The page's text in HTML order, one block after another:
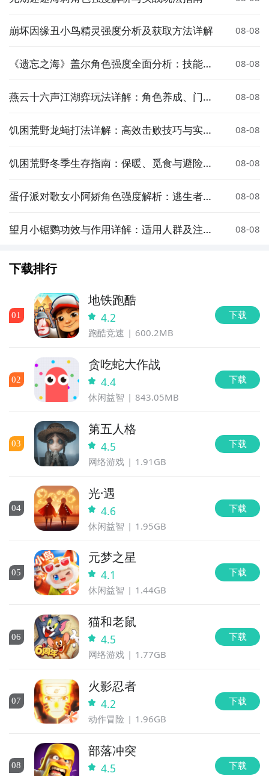
崩坏因缘丑小鸟精灵强度分析及获取方法详解 08-08
《遗忘之海》盖尔角色强度全面分析：技能机
08-08
燕云十六声江湖弈玩法详解：角色养成、门派
08-08
饥困荒野龙蝇打法详解：高效击败技巧与实用
08-08
饥困荒野冬季生存指南：保暖、觅食与避险全
08-08
蛋仔派对歌女小阿娇角色强度解析：逃生者玩
08-08
望月小锯鹦功效与作用详解：适用人群及注意
08-08
下载排行
01
地铁跑酷
4.2
跑酷竞速 600.2MB
下载
02
贪吃蛇大作战
4.4
休闲益智 843.05MB
下载
03
第五人格
4.5
网络游戏 1.91GB
下载
04
光·遇
4.6
休闲益智 1.95GB
下载
05
元梦之星
4.1
休闲益智 1.44GB
下载
06
猫和老鼠
4.5
网络游戏 1.77GB
下载
07
火影忍者
4.2
动作冒险 1.96GB
下载
08
部落冲突
4.5 下载